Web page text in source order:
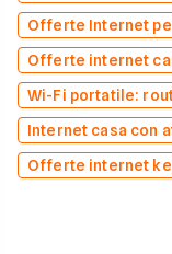
Offerte Internet
Offerte internet
Wi-Fi portatile:
Internet casa con
Offerte internet